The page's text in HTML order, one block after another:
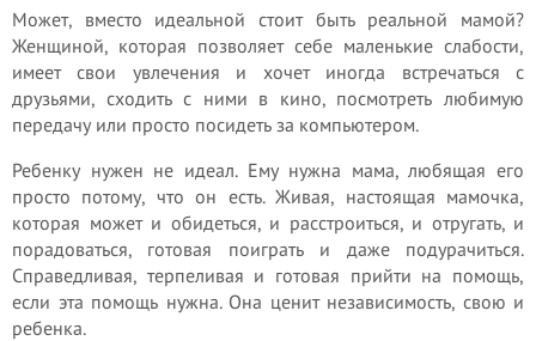
Может, вместо идеальной стоит быть реальной мамой?
Женщиной, которая позволяет себе маленькие слабости,
имеет свои увлечения и хочет иногда встречаться с
друзьями, сходить с ними в кино, посмотреть любимую
передачу или просто посидеть за компьютером.
Ребенку нужен не идеал. Ему нужна мама, любящая его
просто потому, что он есть. Живая, настоящая мамочка,
которая может и обидеться, и расстроиться, и отругать, и
порадоваться, готовая поиграть и даже подурачиться.
Справедливая, терпеливая и готовая прийти на помощь,
если эта помощь нужна. Она ценит независимость, свою и
ребенка.